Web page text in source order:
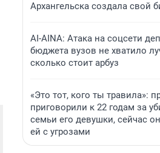
Архангельска создала свой
AI-AINA: Атака на соцсети
бюджета вузов не хватило
сколько стоит арбуз
«Это тот, кого ты травила»:
приговорили к 22 годам за
семьи его девушки, сейчас
ей с угрозами